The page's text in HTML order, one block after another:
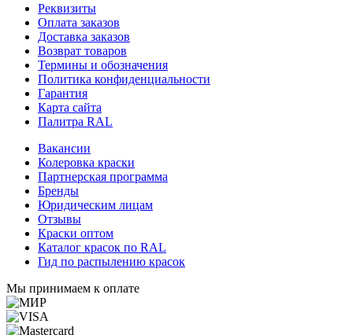
Реквизиты
Оплата заказов
Доставка заказов
Возврат товаров
Термины и обозначения
Политика конфиденциальности
Гарантия
Карта сайта
Палитра RAL
Вакансии
Колеровка краски
Партнерская программа
Бренды
Юридическим лицам
Отзывы
Краски оптом
Каталог красок по RAL
Гид по распылению красок
Мы принимаем к оплате